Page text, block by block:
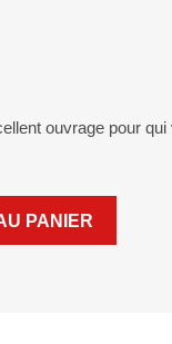
ouvrage pour
PANIER